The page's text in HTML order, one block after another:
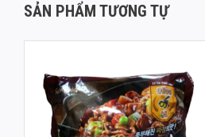
SẢN PHẨM TƯƠNG TỰ
CHAPAGETTI / MÌ TƯƠNG ĐEN
JAJANG 140G